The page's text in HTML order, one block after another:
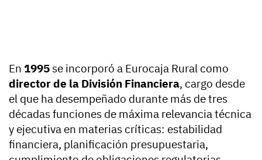
En 1995 se incorporó a Eurocaja Rural como
director de la División Financiera, cargo desde
el que ha desempeñado durante más de tres
décadas funciones de máxima relevancia técnica
y ejecutiva en materias críticas: estabilidad
financiera, planificación presupuestaria,